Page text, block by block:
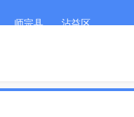
师宗县 沾益区